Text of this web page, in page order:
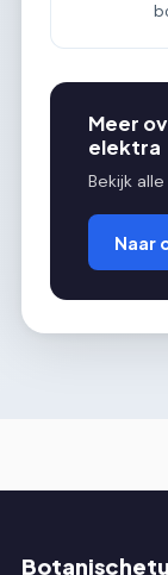
Meer
elektra
Bekijk
Naar